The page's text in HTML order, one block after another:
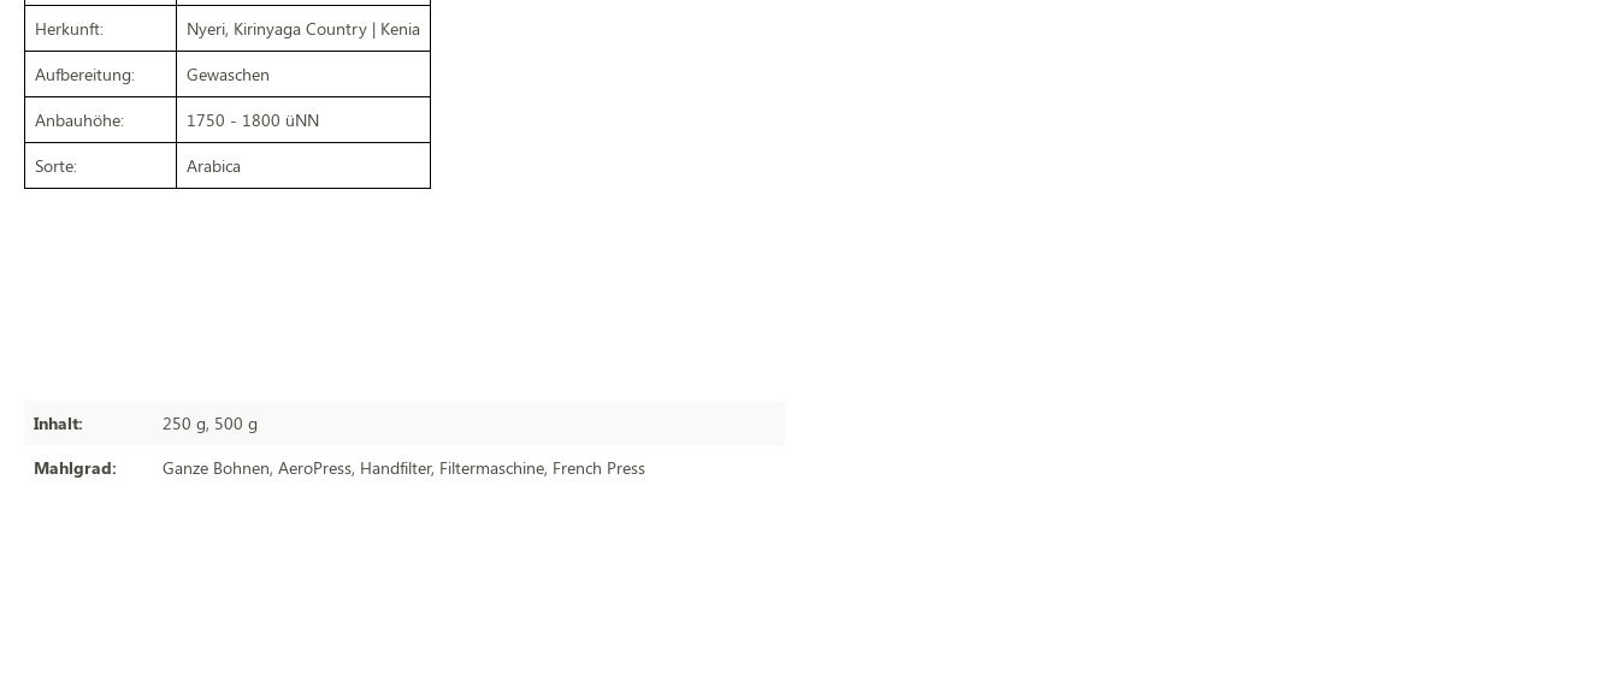
Herkunft:
Nyeri, Kirinyaga Country | Kenia
Aufbereitung:
Gewaschen
Anbauhöhe:
1750 - 1800 üNN
Sorte:
Arabica
Inhalt: 250 g, 500 g
Mahlgrad:
Ganze Bohnen, AeroPress, Handfilter, Filtermaschine, French Press